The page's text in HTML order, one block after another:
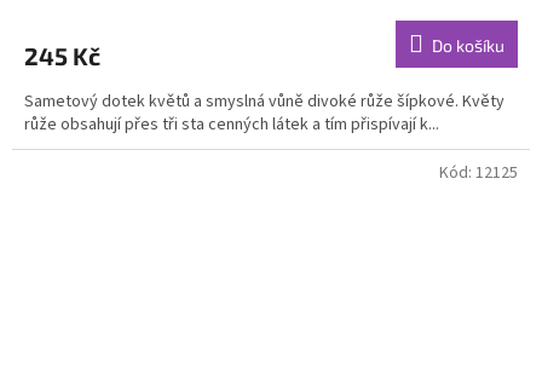
je
z
5
hvězdiček.
245 Kč Do košíku
Sametový dotek květů a smyslná vůně divoké růže šípkové. Květy
růže obsahují přes tři sta cenných látek a tím přispívají k...
Kód: 12125